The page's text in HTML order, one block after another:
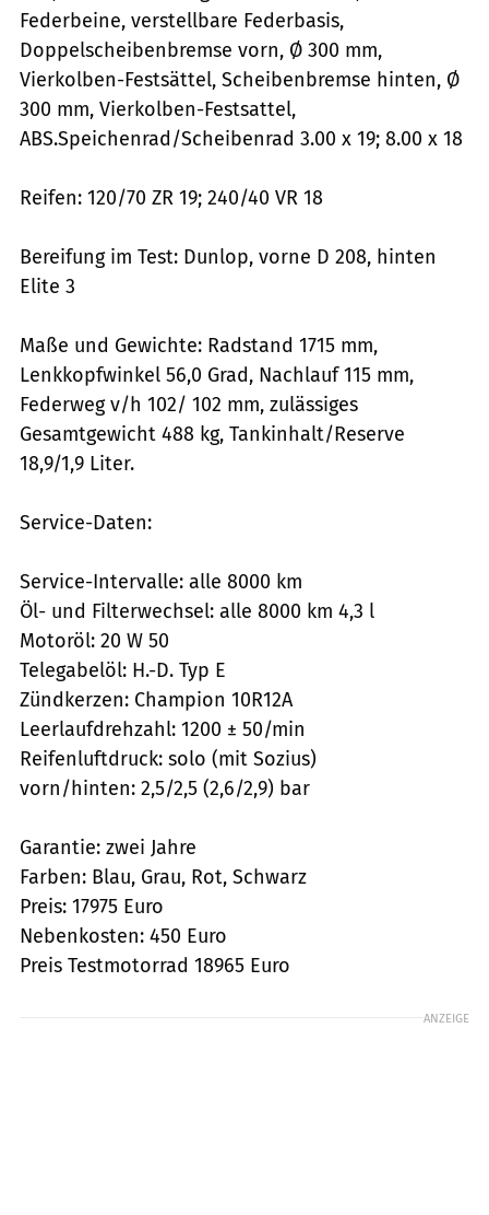
Federbeine, verstellbare Federbasis,
Doppelscheibenbremse vorn, Ø 300 mm,
Vierkolben-Festsättel, Scheibenbremse hinten, Ø
300 mm, Vierkolben-Festsattel,
ABS.Speichenrad/Scheibenrad 3.00 x 19; 8.00 x 18
Reifen: 120/70 ZR 19; 240/40 VR 18
Bereifung im Test: Dunlop, vorne D 208, hinten
Elite 3
Maße und Gewichte: Radstand 1715 mm,
Lenkkopfwinkel 56,0 Grad, Nachlauf 115 mm,
Federweg v/h 102/ 102 mm, zulässiges
Gesamtgewicht 488 kg, Tankinhalt/Reserve
18,9/1,9 Liter.
Service-Daten:
Service-Intervalle: alle 8000 km
Öl- und Filterwechsel: alle 8000 km 4,3 l
Motoröl: 20 W 50
Telegabelöl: H.-D. Typ E
Zündkerzen: Champion 10R12A
Leerlaufdrehzahl: 1200 ± 50/min
Reifenluftdruck: solo (mit Sozius)
vorn/hinten: 2,5/2,5 (2,6/2,9) bar
Garantie: zwei Jahre
Farben: Blau, Grau, Rot, Schwarz
Preis: 17975 Euro
Nebenkosten: 450 Euro
Preis Testmotorrad 18965 Euro
ANZEIGE